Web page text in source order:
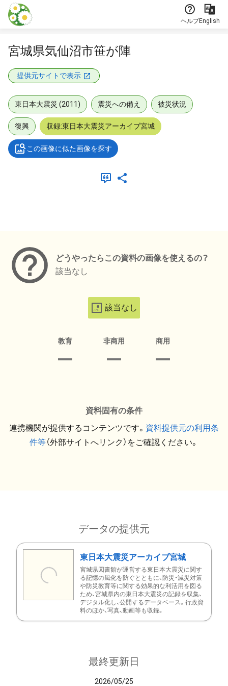
本文に飛ぶ
ヘルプEnglish
宮城県気仙沼市笹が陣
提供元サイトで表示
東日本大震災 (2011) 震災への備え 被災状況
復興 収録:東日本大震災アーカイブ宮城
この画像に似た画像を探す
どうやったらこの資料の画像を使えるの？
該当なし
該当なし
教育 非商用 商用
資料固有の条件
連携機関が提供するコンテンツです。 資料提供元の利用条
件等（外部サイトへリンク）をご確認ください。
データの提供元
東日本大震災アーカイブ宮城
宮城県図書館が運営する東日本大震災に関す
る記憶の風化を防ぐとともに、防災・減災対策
や防災教育等に関する効果的な利活用を図る
ため、宮城県内の東日本大震災の記録を収集、
デジタル化し、公開するデータベース。行政資
料のほか、写真、動画等も収録。
最終更新日
2026/05/25